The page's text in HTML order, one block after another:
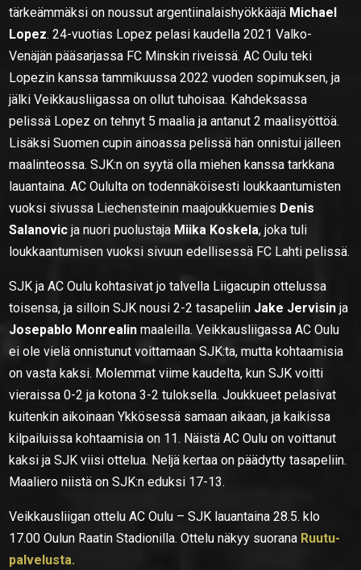
tärkeämmäksi on noussut argentiinalaishyökkääjä Michael
Lopez. 24-vuotias Lopez pelasi kaudella 2021 Valko-
Venäjän pääsarjassa FC Minskin riveissä. AC Oulu teki
Lopezin kanssa tammikuussa 2022 vuoden sopimuksen, ja
jälki Veikkausliigassa on ollut tuhoisaa. Kahdeksassa
pelissä Lopez on tehnyt 5 maalia ja antanut 2 maalisyöttöä.
Lisäksi Suomen cupin ainoassa pelissä hän onnistui jälleen
maalinteossa. SJK:n on syytä olla miehen kanssa tarkkana
lauantaina. AC Oululta on todennäköisesti loukkaantumisten
vuoksi sivussa Liechensteinin maajoukkuemies Denis
Salanovic ja nuori puolustaja Miika Koskela, joka tuli
loukkaantumisen vuoksi sivuun edellisessä FC Lahti pelissä.
SJK ja AC Oulu kohtasivat jo talvella Liigacupin ottelussa
toisensa, ja silloin SJK nousi 2-2 tasapeliin Jake Jervisin ja
Josepablo Monrealin maaleilla. Veikkausliigassa AC Oulu
ei ole vielä onnistunut voittamaan SJK:ta, mutta kohtaamisia
on vasta kaksi. Molemmat viime kaudelta, kun SJK voitti
vieraissa 0-2 ja kotona 3-2 tuloksella. Joukkueet pelasivat
kuitenkin aikoinaan Ykkösessä samaan aikaan, ja kaikissa
kilpailuissa kohtaamisia on 11. Näistä AC Oulu on voittanut
kaksi ja SJK viisi ottelua. Neljä kertaa on päädytty tasapeliin.
Maaliero niistä on SJK:n eduksi 17-13.
Veikkausliigan ottelu AC Oulu – SJK lauantaina 28.5. klo
17.00 Oulun Raatin Stadionilla. Ottelu näkyy suorana Ruutu-
palvelusta.